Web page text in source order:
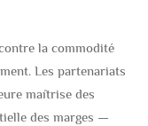
la commodité
Les partenariats
maîtrise des
des marges —